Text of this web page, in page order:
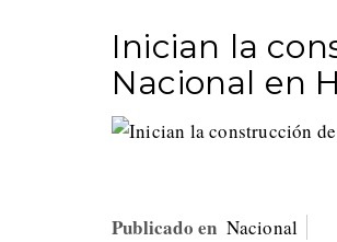
Inician la
Nacional en
Publicado en Nacional